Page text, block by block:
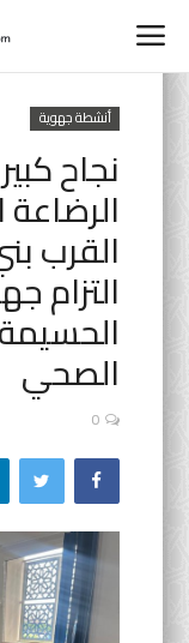
الصفحة الرئيسية
اتصل بنا
أنشطة رسمية
التعليم المدرسي
جامعة سيدي محمد بن
التعليم الثانوي
البحث العلمي
أنشطة موازية
أنشطة جهوية
نجاح
القرب
التزام
الصحي
0